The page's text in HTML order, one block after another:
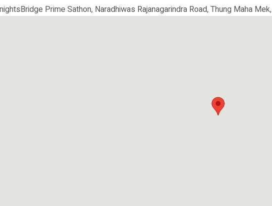
Prime Sathon, Naradhiwas Rajanagarindra Road, Thung Maha